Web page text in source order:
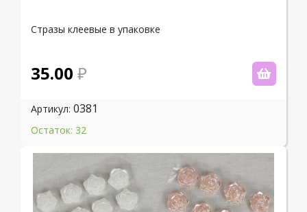
Стразы клеевые в упаковке
35.00
Артикул: 0381
Остаток: 32